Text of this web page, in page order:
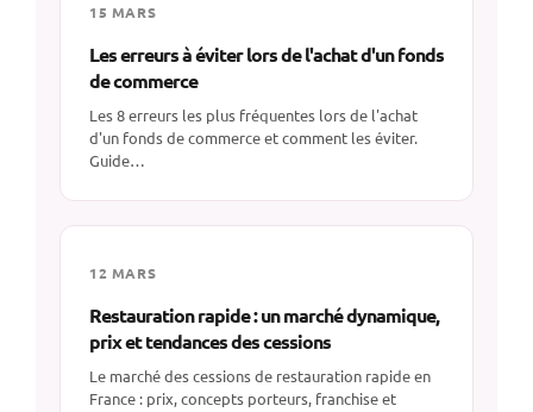
15 MARS
Les erreurs à éviter lors de l'achat d'un fonds
de commerce
Les 8 erreurs les plus fréquentes lors de l'achat
d'un fonds de commerce et comment les éviter.
Guide…
12 MARS
Restauration rapide : un marché dynamique,
prix et tendances des cessions
Le marché des cessions de restauration rapide en
France : prix, concepts porteurs, franchise et